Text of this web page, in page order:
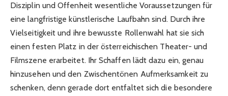
Disziplin und Offenheit wesentliche Voraussetzungen für
eine langfristige künstlerische Laufbahn sind. Durch ihre
Vielseitigkeit und ihre bewusste Rollenwahl hat sie sich
einen festen Platz in der österreichischen Theater- und
Filmszene erarbeitet. Ihr Schaffen lädt dazu ein, genau
hinzusehen und den Zwischentönen Aufmerksamkeit zu
schenken, denn gerade dort entfaltet sich die besondere